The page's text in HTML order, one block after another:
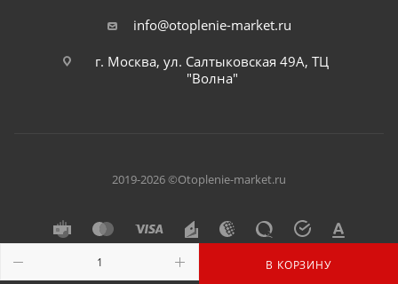
В КОРЗИНУ
info@otoplenie-market.ru
г. Москва, ул. Салтыковская 49А, ТЦ
"Волна"
2019-2026 ©Otoplenie-market.ru